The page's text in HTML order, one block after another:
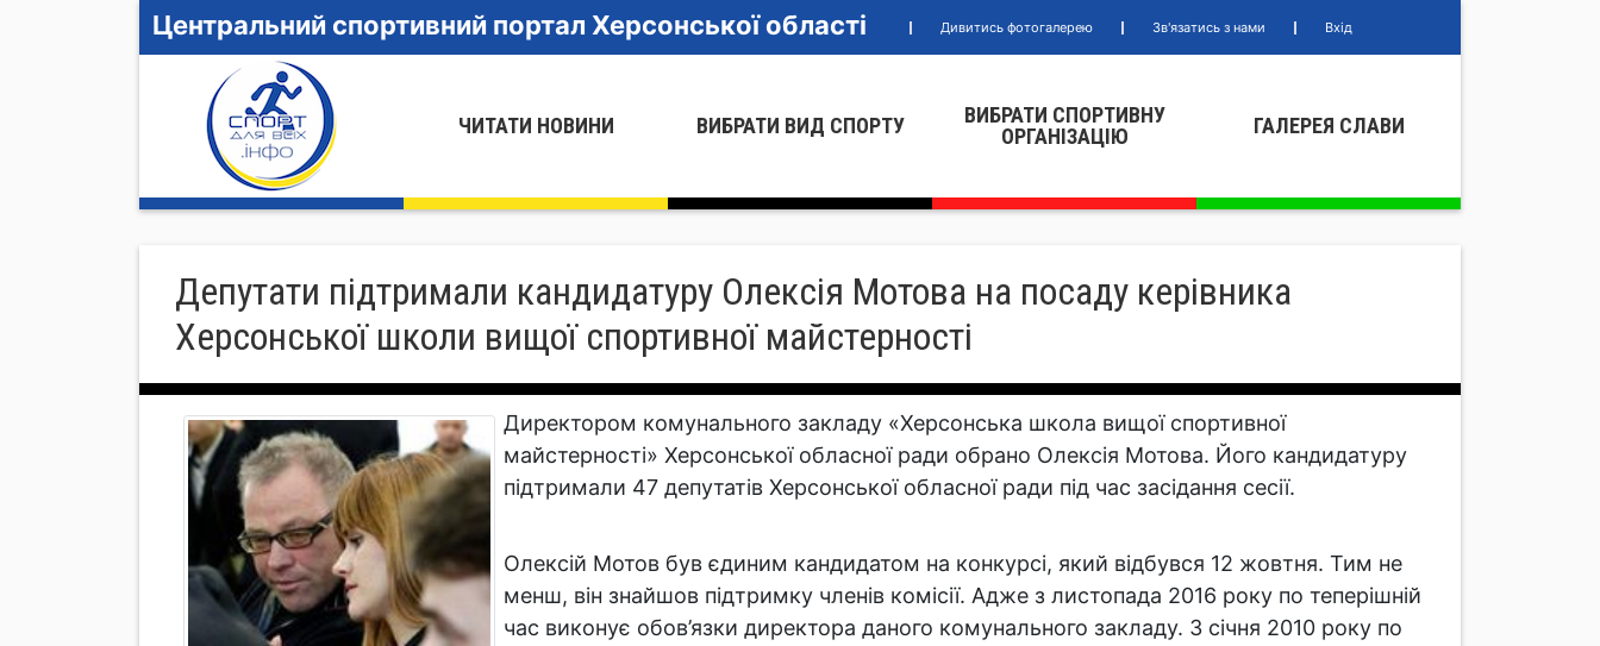
Центральний спортивний портал Херсонської області Дивитись фотогалерею Зв'язатись з нами Вхід
ЧИТАТИ НОВИНИ ВИБРАТИ ВИД СПОРТУ
ВИБРАТИ СПОРТИВНУ
ОРГАНIЗАЦIЮ
ГАЛЕРЕЯ СЛАВИ
Депутати підтримали кандидатуру Олексія Мотова на посаду керівника
Херсонської школи вищої спортивної майстерності
Директором комунального закладу «Херсонська школа вищої спортивної
майстерності» Херсонської обласної ради обрано Олексія Мотова. Його кандидатуру
підтримали 47 депутатів Херсонської обласної ради під час засідання сесії.
Олексій Мотов був єдиним кандидатом на конкурсі, який відбувся 12 жовтня. Тим не
менш, він знайшов підтримку членів комісії. Адже з листопада 2016 року по теперішній
час виконує обов’язки директора даного комунального закладу. З січня 2010 року по